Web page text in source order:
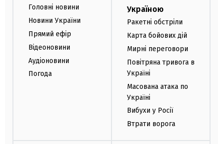
Головні новини
Новини України
Прямий ефір
Відеоновини
Аудіоновини
Погода
Україною
Ракетні обстріли
Карта бойових дій
Мирні переговори
Повітряна тривога в
Україні
Масована атака по
Україні
Вибухи у Росії
Втрати ворога